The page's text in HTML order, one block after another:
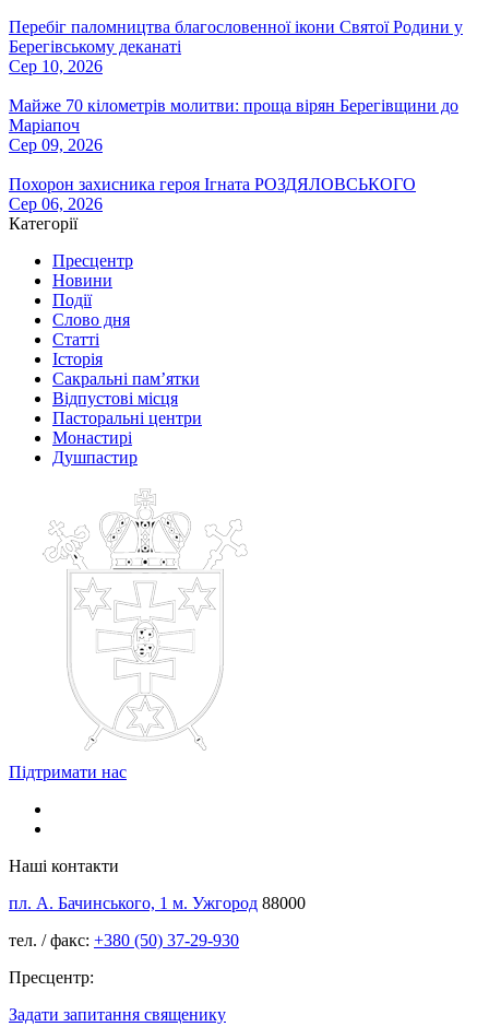
Перебіг паломництва благословенної ікони Святої Родини у
Берегівському деканаті
Сер 10, 2026
Майже 70 кілометрів молитви: проща вірян Берегівщини до
Маріапоч
Сер 09, 2026
Похорон захисника героя Ігната РОЗДЯЛОВСЬКОГО
Сер 06, 2026
Категорії
Пресцентр
Новини
Події
Слово дня
Статті
Історія
Сакральні пам’ятки
Відпустові місця
Пасторальні центри
Монастирі
Душпастир
Підтримати нас
Наші контакти
пл. А. Бачинського, 1 м. Ужгород 88000
тел. / факс: +380 (50) 37-29-930
Пресцентр:
Задати запитання священику